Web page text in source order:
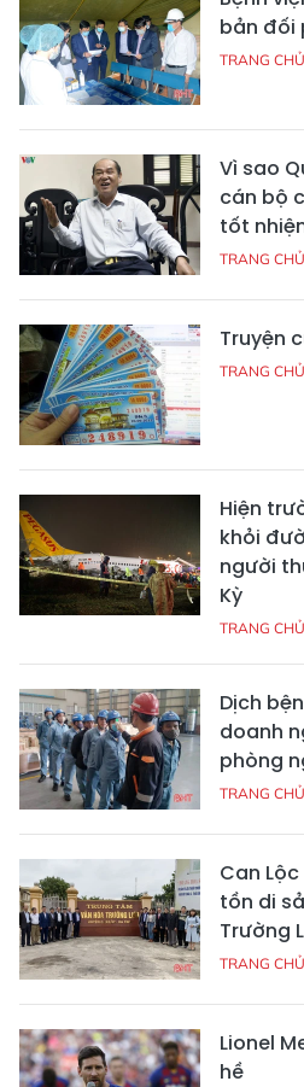
bản đối
TRANG CHỦ
Vì sao
cán bộ
tốt
TRANG CHỦ
Truyện
TRANG CHỦ
Hiện
khỏi
người
Kỳ
TRANG CHỦ
Dịch
doanh
phòng
TRANG CHỦ
Can
tồn di
Trường
TRANG CHỦ
Lionel
hề